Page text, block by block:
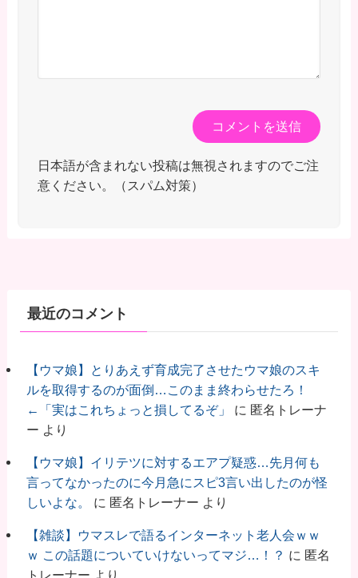
日本語が含まれない投稿は無視されますのでご注
意ください。（スパム対策）
最近のコメント
【ウマ娘】とりあえず育成完了させたウマ娘のスキ
ルを取得するのが面倒…このまま終わらせたろ！
←「実はこれちょっと損してるぞ」
に 匿名トレーナ
ー より
【ウマ娘】イリテツに対するエアプ疑惑…先月何も
言ってなかったのに今月急にスピ3言い出したのが怪
しいよな。
に 匿名トレーナー より
【雑談】ウマスレで語るインターネット老人会ｗｗ
ｗ この話題についていけないってマジ…！？ に 匿名
トレーナー より